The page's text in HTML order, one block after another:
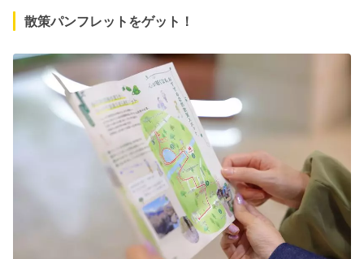
散策パンフレットをゲット！